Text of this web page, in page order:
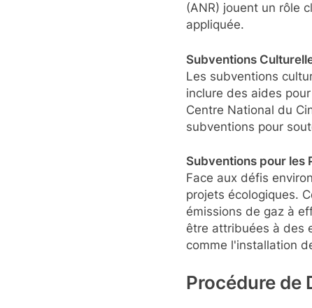
(ANR) jouent un rôle
appliquée.
Subventions
Les subventions
inclure des aides
Centre National du
subventions pour
Subventions pour les
Face aux défis
projets écologiques.
émissions de gaz à
être attribuées à des
comme l'installation
Procédure de